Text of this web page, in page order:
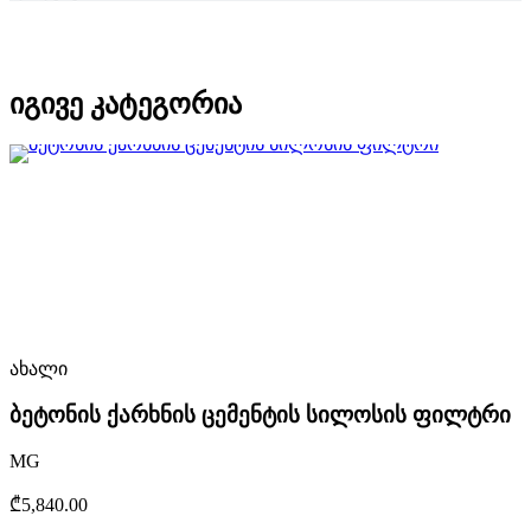
იგივე კატეგორია
ახალი
ბეტონის ქარხნის ცემენტის სილოსის ფილტრი
MG
₾5,840.00